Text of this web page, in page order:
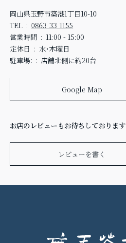
岡山県玉野市築港1丁目10-10
TEL
0863-33-1155
営業時間
11:00 - 15:00
定休日
水・木曜日
駐車場:
店舗北側に約20台
Google Map
お店のレビューもお待ちしております
レビューを書く